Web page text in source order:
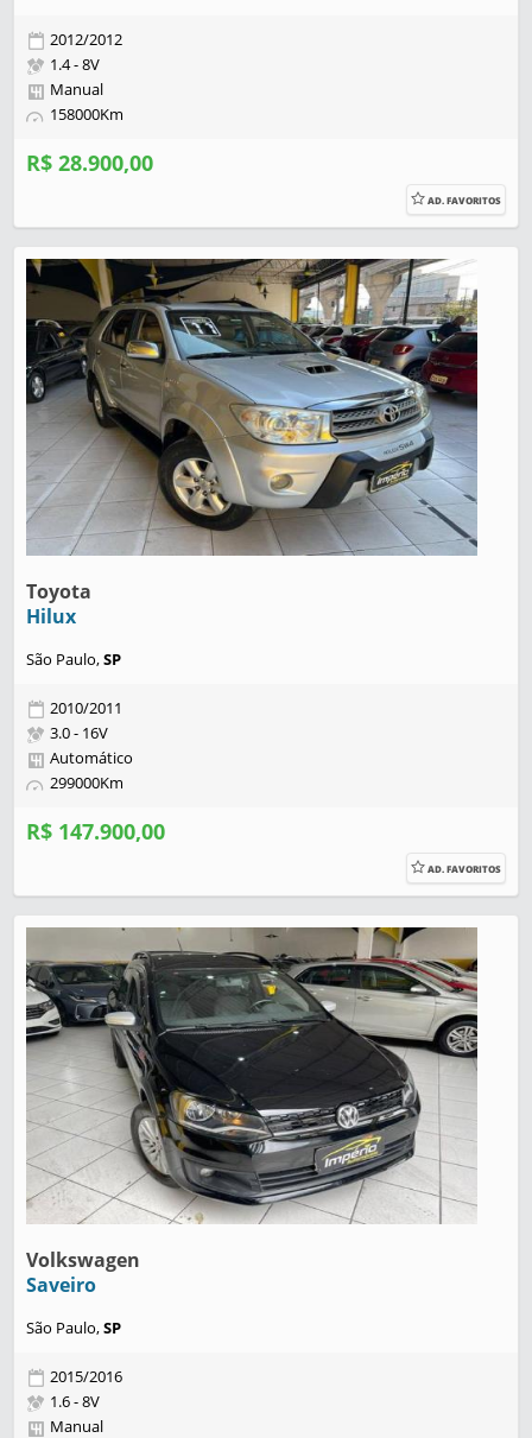
2012/2012
1.4 - 8V
Manual
158000Km
R$ 28.900,00
AD. FAVORITOS
Toyota
Hilux
São Paulo,SP
2010/2011
3.0 - 16V
Automático
299000Km
R$ 147.900,00
AD. FAVORITOS
Volkswagen
Saveiro
São Paulo,SP
2015/2016
1.6 - 8V
Manual